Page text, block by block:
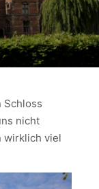
Schloss
nicht
wirklich viel